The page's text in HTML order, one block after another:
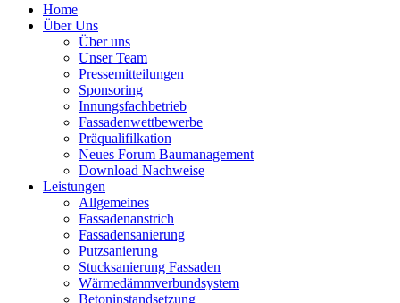
Home
Über Uns
Über uns
Unser Team
Pressemitteilungen
Sponsoring
Innungsfachbetrieb
Fassadenwettbewerbe
Präqualifilkation
Neues Forum Baumanagement
Download Nachweise
Leistungen
Allgemeines
Fassadenanstrich
Fassadensanierung
Putzsanierung
Stucksanierung Fassaden
Wärmedämmverbundsystem
Betoninstandsetzung